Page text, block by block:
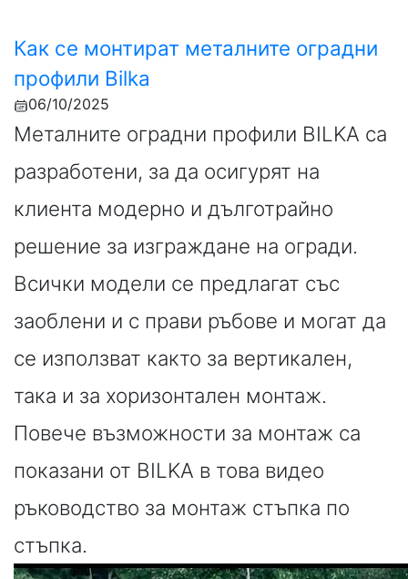
Как се монтират металните оградни
профили Bilka
06/10/2025
Металните оградни профили BILKA са
разработени, за да осигурят на
клиента модерно и дълготрайно
решение за изграждане на огради.
Всички модели се предлагат със
заоблени и с прави ръбове и могат да
се използват както за вертикален,
така и за хоризонтален монтаж.
Повече възможности за монтаж са
показани от BILKA в това видео
ръководство за монтаж стъпка по
стъпка.